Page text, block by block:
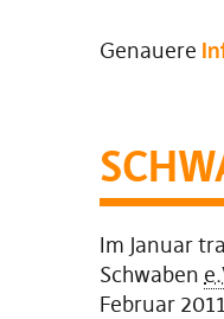
Genauere
Im Januar
Schwaben
Februar